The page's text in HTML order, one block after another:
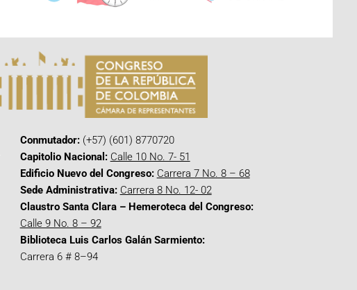
Conmutador:(+57) (601) 8770720
Capitolio Nacional: Calle 10 No. 7- 51
Edificio Nuevo del Congreso: Carrera 7 No. 8 – 68
Sede Administrativa: Carrera 8 No. 12- 02
Claustro Santa Clara – Hemeroteca del Congreso:
Calle 9 No. 8 – 92
Biblioteca Luis Carlos Galán Sarmiento:
Carrera 6 # 8–94